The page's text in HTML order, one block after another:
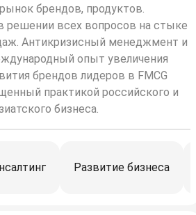
брендов, продуктов.
решении всех вопросов на стыке
Антикризисный менеджмент и
опыт увеличения
брендов лидеров в FMCG
практикой российского и
бизнеса.
Развитие бизнеса